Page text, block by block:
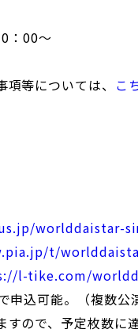
：00～
等については、 こ
worlddaistar-
t/
l-tike.com/
込可能。（複数公
ので、予定枚数に